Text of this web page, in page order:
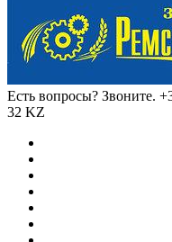
Есть вопросы? Звоните.
32 KZ